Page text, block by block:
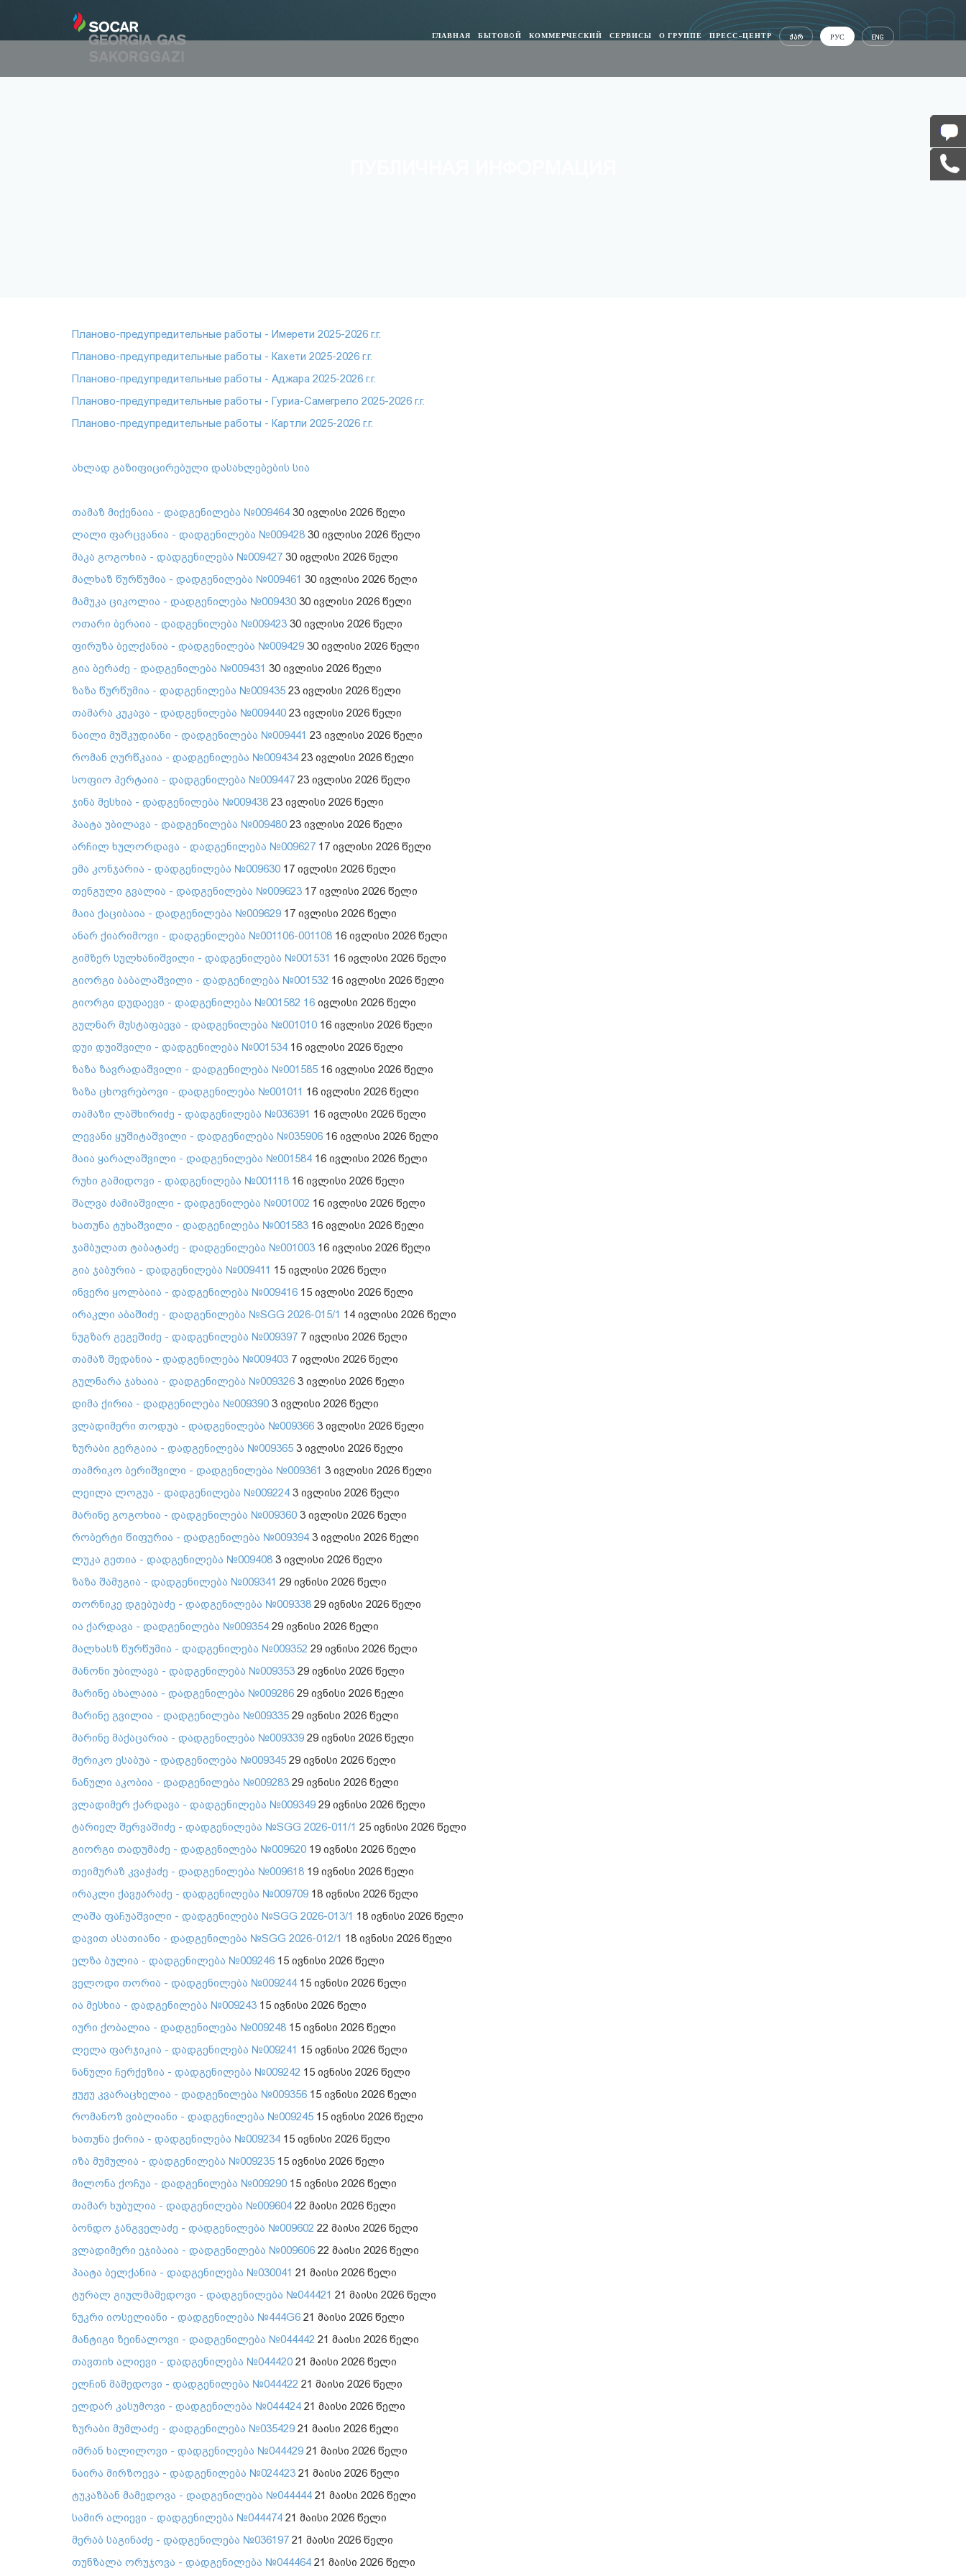
ГЛАВНАЯ БЫТОВOЙ КОММЕРЧЕСКИЙ СЕРВИСЫ О ГРУППЕ ПРЕСС-ЦЕНТР ᲥᲐᲠ РУС ENG
Планово-предупредительные работы - Имерети 2025-2026 г.г.
Планово-предупредительные работы - Кахети 2025-2026 г.г.
Планово-предупредительные работы - Аджара 2025-2026 г.г.
Планово-предупредительные работы - Гуриа-Самегрело 2025-2026 г.г.
Планово-предупредительные работы - Картли 2025-2026 г.г.
ახლად გაზიფიცირებული დასახლებების სია
თამაზ მიქენაია - დადგენილება №009464 30 ივლისი 2026 წელი
ლალი ფარცვანია - დადგენილება №009428 30 ივლისი 2026 წელი
მაკა გოგოხია - დადგენილება №009427 30 ივლისი 2026 წელი
მალხაზ წურწუმია - დადგენილება №009461 30 ივლისი 2026 წელი
მამუკა ციკოლია - დადგენილება №009430 30 ივლისი 2026 წელი
ოთარი ბერაია - დადგენილება №009423 30 ივლისი 2026 წელი
ფირუზა ბელქანია - დადგენილება №009429 30 ივლისი 2026 წელი
გია ბერაძე - დადგენილება №009431 30 ივლისი 2026 წელი
ზაზა წურწუმია - დადგენილება №009435 23 ივლისი 2026 წელი
თამარა კუკავა - დადგენილება №009440 23 ივლისი 2026 წელი
ნაილი მუშკუდიანი - დადგენილება №009441 23 ივლისი 2026 წელი
რომან ღურწკაია - დადგენილება №009434 23 ივლისი 2026 წელი
სოფიო პერტაია - დადგენილება №009447 23 ივლისი 2026 წელი
ჯინა მესხია - დადგენილება №009438 23 ივლისი 2026 წელი
პაატა უბილავა - დადგენილება №009480 23 ივლისი 2026 წელი
არჩილ ხულორდავა - დადგენილება №009627 17 ივლისი 2026 წელი
ემა კონჯარია - დადგენილება №009630 17 ივლისი 2026 წელი
თენგული გვალია - დადგენილება №009623 17 ივლისი 2026 წელი
მაია ქაციბაია - დადგენილება №009629 17 ივლისი 2026 წელი
ანარ ქიარიმოვი - დადგენილება №001106-001108 16 ივლისი 2026 წელი
გიმზერ სულხანიშვილი - დადგენილება №001531 16 ივლისი 2026 წელი
გიორგი ბაბალაშვილი - დადგენილება №001532 16 ივლისი 2026 წელი
გიორგი დუდაევი - დადგენილება №001582 16 ივლისი 2026 წელი
გულნარ მუსტაფაევა - დადგენილება №001010 16 ივლისი 2026 წელი
დუი დუიშვილი - დადგენილება №001534 16 ივლისი 2026 წელი
ზაზა ზავრადაშვილი - დადგენილება №001585 16 ივლისი 2026 წელი
ზაზა ცხოვრებოვი - დადგენილება №001011 16 ივლისი 2026 წელი
თამაზი ლაშხირიძე - დადგენილება №036391 16 ივლისი 2026 წელი
ლევანი ყუშიტაშვილი - დადგენილება №035906 16 ივლისი 2026 წელი
მაია ყარალაშვილი - დადგენილება №001584 16 ივლისი 2026 წელი
რუხი გამიდოვი - დადგენილება №001118 16 ივლისი 2026 წელი
შალვა ძამიაშვილი - დადგენილება №001002 16 ივლისი 2026 წელი
ხათუნა ტუხაშვილი - დადგენილება №001583 16 ივლისი 2026 წელი
ჯამბულათ ტაბატაძე - დადგენილება №001003 16 ივლისი 2026 წელი
გია ჯაბურია - დადგენილება №009411 15 ივლისი 2026 წელი
ინვერი ყოლბაია - დადგენილება №009416 15 ივლისი 2026 წელი
ირაკლი აბაშიძე - დადგენილება №SGG 2026-015/1 14 ივლისი 2026 წელი
ნუგზარ გეგეშიძე - დადგენილება №009397 7 ივლისი 2026 წელი
თამაზ შედანია - დადგენილება №009403 7 ივლისი 2026 წელი
გულნარა ჯახაია - დადგენილება №009326 3 ივლისი 2026 წელი
დიმა ქირია - დადგენილება №009390 3 ივლისი 2026 წელი
ვლადიმერი თოდუა - დადგენილება №009366 3 ივლისი 2026 წელი
ზურაბი გერგაია - დადგენილება №009365 3 ივლისი 2026 წელი
თამრიკო ბერიშვილი - დადგენილება №009361 3 ივლისი 2026 წელი
ლეილა ლოგუა - დადგენილება №009224 3 ივლისი 2026 წელი
მარინე გოგოხია - დადგენილება №009360 3 ივლისი 2026 წელი
რობერტი წიფურია - დადგენილება №009394 3 ივლისი 2026 წელი
ლუკა გეთია - დადგენილება №009408 3 ივლისი 2026 წელი
ზაზა შამუგია - დადგენილება №009341 29 ივნისი 2026 წელი
თორნიკე დგებუაძე - დადგენილება №009338 29 ივნისი 2026 წელი
ია ქარდავა - დადგენილება №009354 29 ივნისი 2026 წელი
მალხასზ წურწუმია - დადგენილება №009352 29 ივნისი 2026 წელი
მანონი უბილავა - დადგენილება №009353 29 ივნისი 2026 წელი
მარინე ახალაია - დადგენილება №009286 29 ივნისი 2026 წელი
მარინე გვილია - დადგენილება №009335 29 ივნისი 2026 წელი
მარინე მაქაცარია - დადგენილება №009339 29 ივნისი 2026 წელი
მერიკო ესაბუა - დადგენილება №009345 29 ივნისი 2026 წელი
ნანული აკობია - დადგენილება №009283 29 ივნისი 2026 წელი
ვლადიმერ ქარდავა - დადგენილება №009349 29 ივნისი 2026 წელი
ტარიელ შერვაშიძე - დადგენილება №SGG 2026-011/1 25 ივნისი 2026 წელი
გიორგი თადუმაძე - დადგენილება №009620 19 ივნისი 2026 წელი
თეიმურაზ კვაჭაძე - დადგენილება №009618 19 ივნისი 2026 წელი
ირაკლი ქავჟარაძე - დადგენილება №009709 18 ივნისი 2026 წელი
ლაშა ფაჩუაშვილი - დადგენილება №SGG 2026-013/1 18 ივნისი 2026 წელი
დავით ასათიანი - დადგენილება №SGG 2026-012/1 18 ივნისი 2026 წელი
ელზა ბულია - დადგენილება №009246 15 ივნისი 2026 წელი
ველოდი თორია - დადგენილება №009244 15 ივნისი 2026 წელი
ია მესხია - დადგენილება №009243 15 ივნისი 2026 წელი
იური ქობალია - დადგენილება №009248 15 ივნისი 2026 წელი
ლელა ფარჯიკია - დადგენილება №009241 15 ივნისი 2026 წელი
ნანული ჩერქეზია - დადგენილება №009242 15 ივნისი 2026 წელი
ჟუჟუ კვარაცხელია - დადგენილება №009356 15 ივნისი 2026 წელი
რომანოზ ვიბლიანი - დადგენილება №009245 15 ივნისი 2026 წელი
ხათუნა ქირია - დადგენილება №009234 15 ივნისი 2026 წელი
იზა მუმულია - დადგენილება №009235 15 ივნისი 2026 წელი
მილონა ქოჩუა - დადგენილება №009290 15 ივნისი 2026 წელი
თამარ ხუბულია - დადგენილება №009604 22 მაისი 2026 წელი
ბონდო ჯანგველაძე - დადგენილება №009602 22 მაისი 2026 წელი
ვლადიმერი ეჯიბაია - დადგენილება №009606 22 მაისი 2026 წელი
პაატა ბელქანია - დადგენილება №030041 21 მაისი 2026 წელი
ტურალ გიულმამედოვი - დადგენილება №044421 21 მაისი 2026 წელი
ნუკრი იოსელიანი - დადგენილება №444G6 21 მაისი 2026 წელი
მანტიგი ზეინალოვი - დადგენილება №044442 21 მაისი 2026 წელი
თავთიხ ალიევი - დადგენილება №044420 21 მაისი 2026 წელი
ელჩინ მამედოვი - დადგენილება №044422 21 მაისი 2026 წელი
ელდარ კასუმოვი - დადგენილება №044424 21 მაისი 2026 წელი
ზურაბი მუმლაძე - დადგენილება №035429 21 მაისი 2026 წელი
იმრან ხალილოვი - დადგენილება №044429 21 მაისი 2026 წელი
ნაირა მირზოევა - დადგენილება №024423 21 მაისი 2026 წელი
ტუკაზბან მამედოვა - დადგენილება №044444 21 მაისი 2026 წელი
სამირ ალიევი - დადგენილება №044474 21 მაისი 2026 წელი
მერაბ საგინაძე - დადგენილება №036197 21 მაისი 2026 წელი
თუნზალა ორუჯოვა - დადგენილება №044464 21 მაისი 2026 წელი